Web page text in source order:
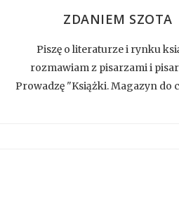
ZDANIEM SZOTA
Piszę o literaturze i rynku
rozmawiam z pisarzami i
Prowadzę "Książki. Magazyn do